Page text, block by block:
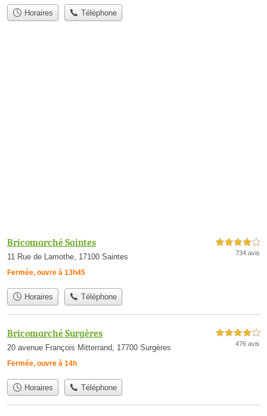
Horaires Téléphone
Bricomarché Saintes
11 Rue de Lamothe, 17100 Saintes
Fermée, ouvre à 13h45
4,0 étoiles sur 5
734 avis
Horaires Téléphone
Bricomarché Surgères
20 avenue François Mitterrand, 17700 Surgères
Fermée, ouvre à 14h
4,0 étoiles sur 5
476 avis
Horaires Téléphone